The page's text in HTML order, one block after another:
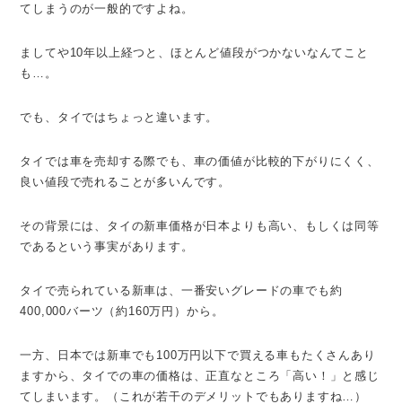
てしまうのが一般的ですよね。
ましてや10年以上経つと、ほとんど値段がつかないなんてこと
も…。
でも、タイではちょっと違います。
タイでは車を売却する際でも、車の価値が比較的下がりにくく、
良い値段で売れることが多いんです。
その背景には、タイの新車価格が日本よりも高い、もしくは同等
であるという事実があります。
タイで売られている新車は、一番安いグレードの車でも約
400,000バーツ（約160万円）から。
一方、日本では新車でも100万円以下で買える車もたくさんあり
ますから、タイでの車の価格は、正直なところ「高い！」と感じ
てしまいます。（これが若干のデメリットでもありますね…）